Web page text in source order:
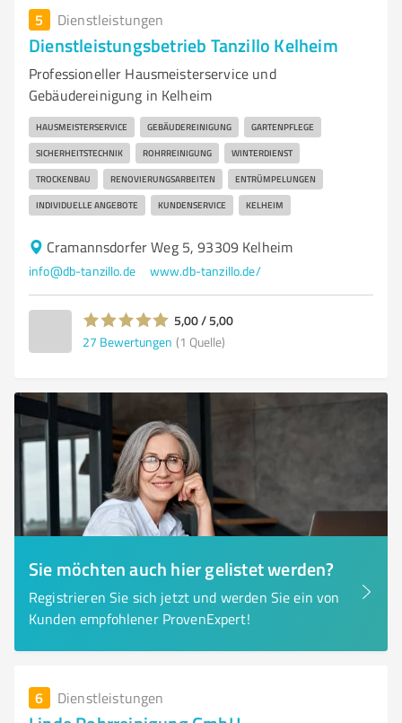
5 Dienstleistungen
Dienstleistungsbetrieb Tanzillo Kelheim
Professioneller Hausmeisterservice und
Gebäudereinigung in Kelheim
HAUSMEISTERSERVICE GEBÄUDEREINIGUNG GARTENPFLEGE
SICHERHEITSTECHNIK ROHRREINIGUNG WINTERDIENST
TROCKENBAU RENOVIERUNGSARBEITEN ENTRÜMPELUNGEN
INDIVIDUELLE ANGEBOTE KUNDENSERVICE KELHEIM
Cramannsdorfer Weg 5, 93309 Kelheim
info@db-tanzillo.de www.db-tanzillo.de/
5,00 / 5,00
27 Bewertungen (1 Quelle)
Sie möchten auch hier gelistet werden?
Registrieren Sie sich jetzt und werden Sie ein von
Kunden empfohlener ProvenExpert!
6 Dienstleistungen